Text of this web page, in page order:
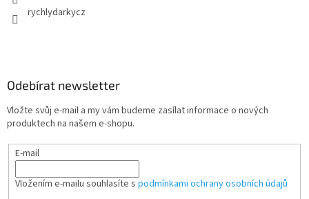
rychlydarkycz
Odebírat newsletter
Vložte svůj e-mail a my vám budeme zasílat informace o nových
produktech na našem e-shopu.
E-mail
Vložením e-mailu souhlasíte s podmínkami ochrany osobních údajů